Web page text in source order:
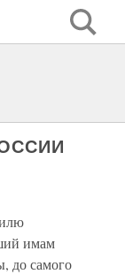
имам
до самого